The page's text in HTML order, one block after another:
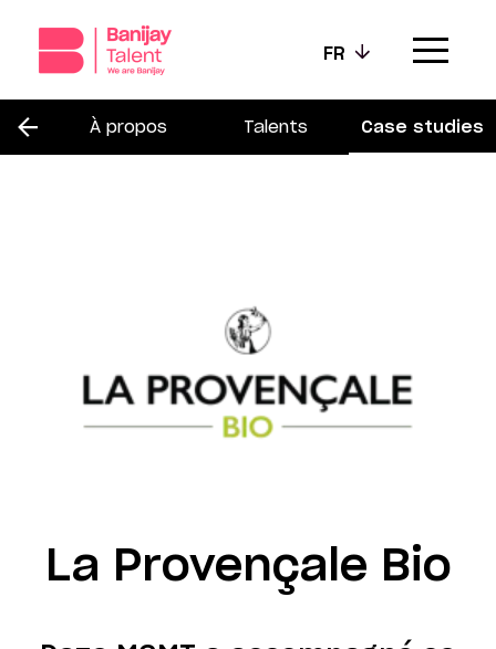
FR
Nos agences
Contact
À propos Talents Case studies
La Provençale Bio